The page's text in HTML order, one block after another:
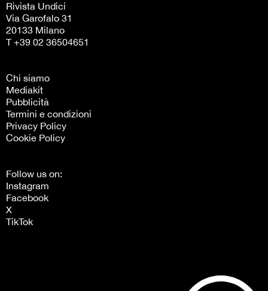
Rivista Undici
Via Garofalo 31
20133 Milano
T +39 02 36504651
Chi siamo
Mediakit
Pubblicità
Termini e condizioni
Privacy Policy
Cookie Policy
Follow us on:
Instagram
Facebook
X
TikTok